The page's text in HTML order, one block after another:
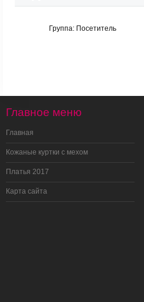
Группа: Посетитель
Главное меню
Главная
Кожаные куртки с мехом
Платья 2017
Карта сайта